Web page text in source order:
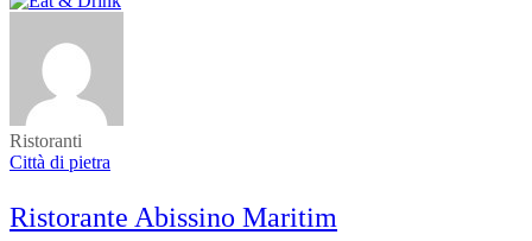
Ristoranti
Città di pietra
Ristorante Abissino Maritim